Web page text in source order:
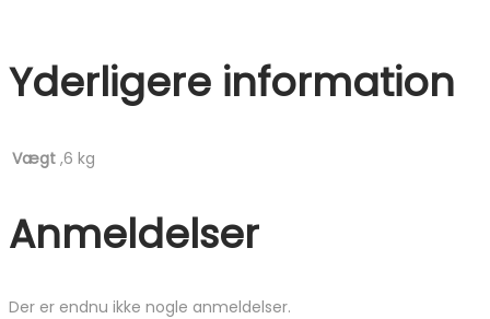
Yderligere information
Vægt ,6 kg
Anmeldelser
Der er endnu ikke nogle anmeldelser.